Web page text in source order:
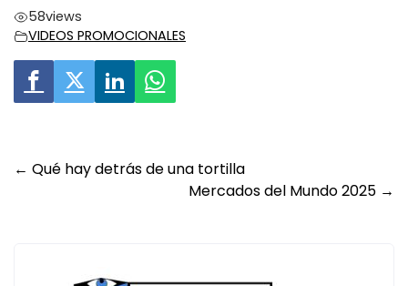
58views
VIDEOS PROMOCIONALES
Post
← Qué hay detrás de una tortilla
Mercados del Mundo 2025 →